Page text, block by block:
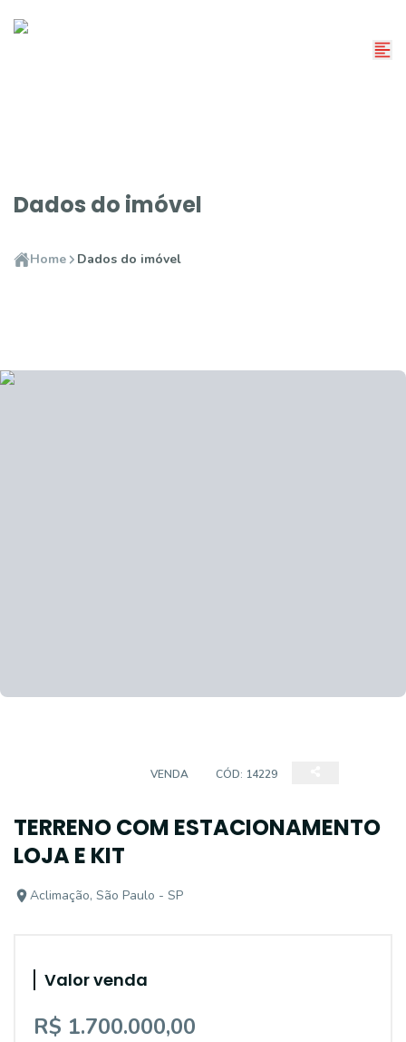
Dados do imóvel
Home Dados do imóvel
VENDA CÓD: 14229
TERRENO COM ESTACIONAMENTO
LOJA E KIT
Aclimação, São Paulo - SP
Valor venda
R$ 1.700.000,00